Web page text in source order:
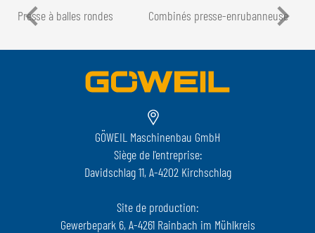
Presse à balles rondes Combinés presse-enrubanneuse
GÖWEIL Maschinenbau GmbH
Siège de l'entreprise:
Davidschlag 11, A-4202 Kirchschlag
Site de production:
Gewerbepark 6, A-4261 Rainbach im Mühlkreis